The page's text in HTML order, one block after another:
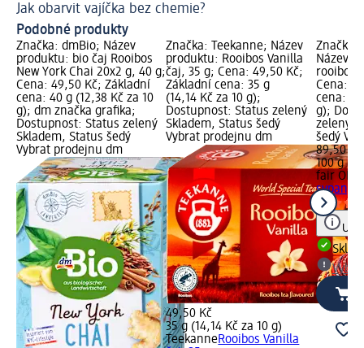
Jak obarvit vajíčka bez chemie?
Podobné produkty
Značka: dmBio; Název
produktu: bio čaj Rooibos
New York Chai 20x2 g, 40 g;
Cena: 49,50 Kč; Základní
cena: 40 g (12,38 Kč za 10
g); dm značka grafika;
Dostupnost: Status zelený
Skladem, Status šedý
Vybrat prodejnu dm
Značka: Teekanne; Název
produktu: Rooibos Vanilla
čaj, 35 g; Cena: 49,50 Kč;
Základní cena: 35 g
(14,14 Kč za 10 g);
Dostupnost: Status zelený
Skladem, Status šedý
Vybrat prodejnu dm
49,50 Kč
35 g (14,14 Kč za 10 g)
TeekanneRooibos Vanilla
Značka:
Název
rooibos
Cena:
cena:
g);
zelený
šedý
89,50 Kč
100 g
fair
sypaný,